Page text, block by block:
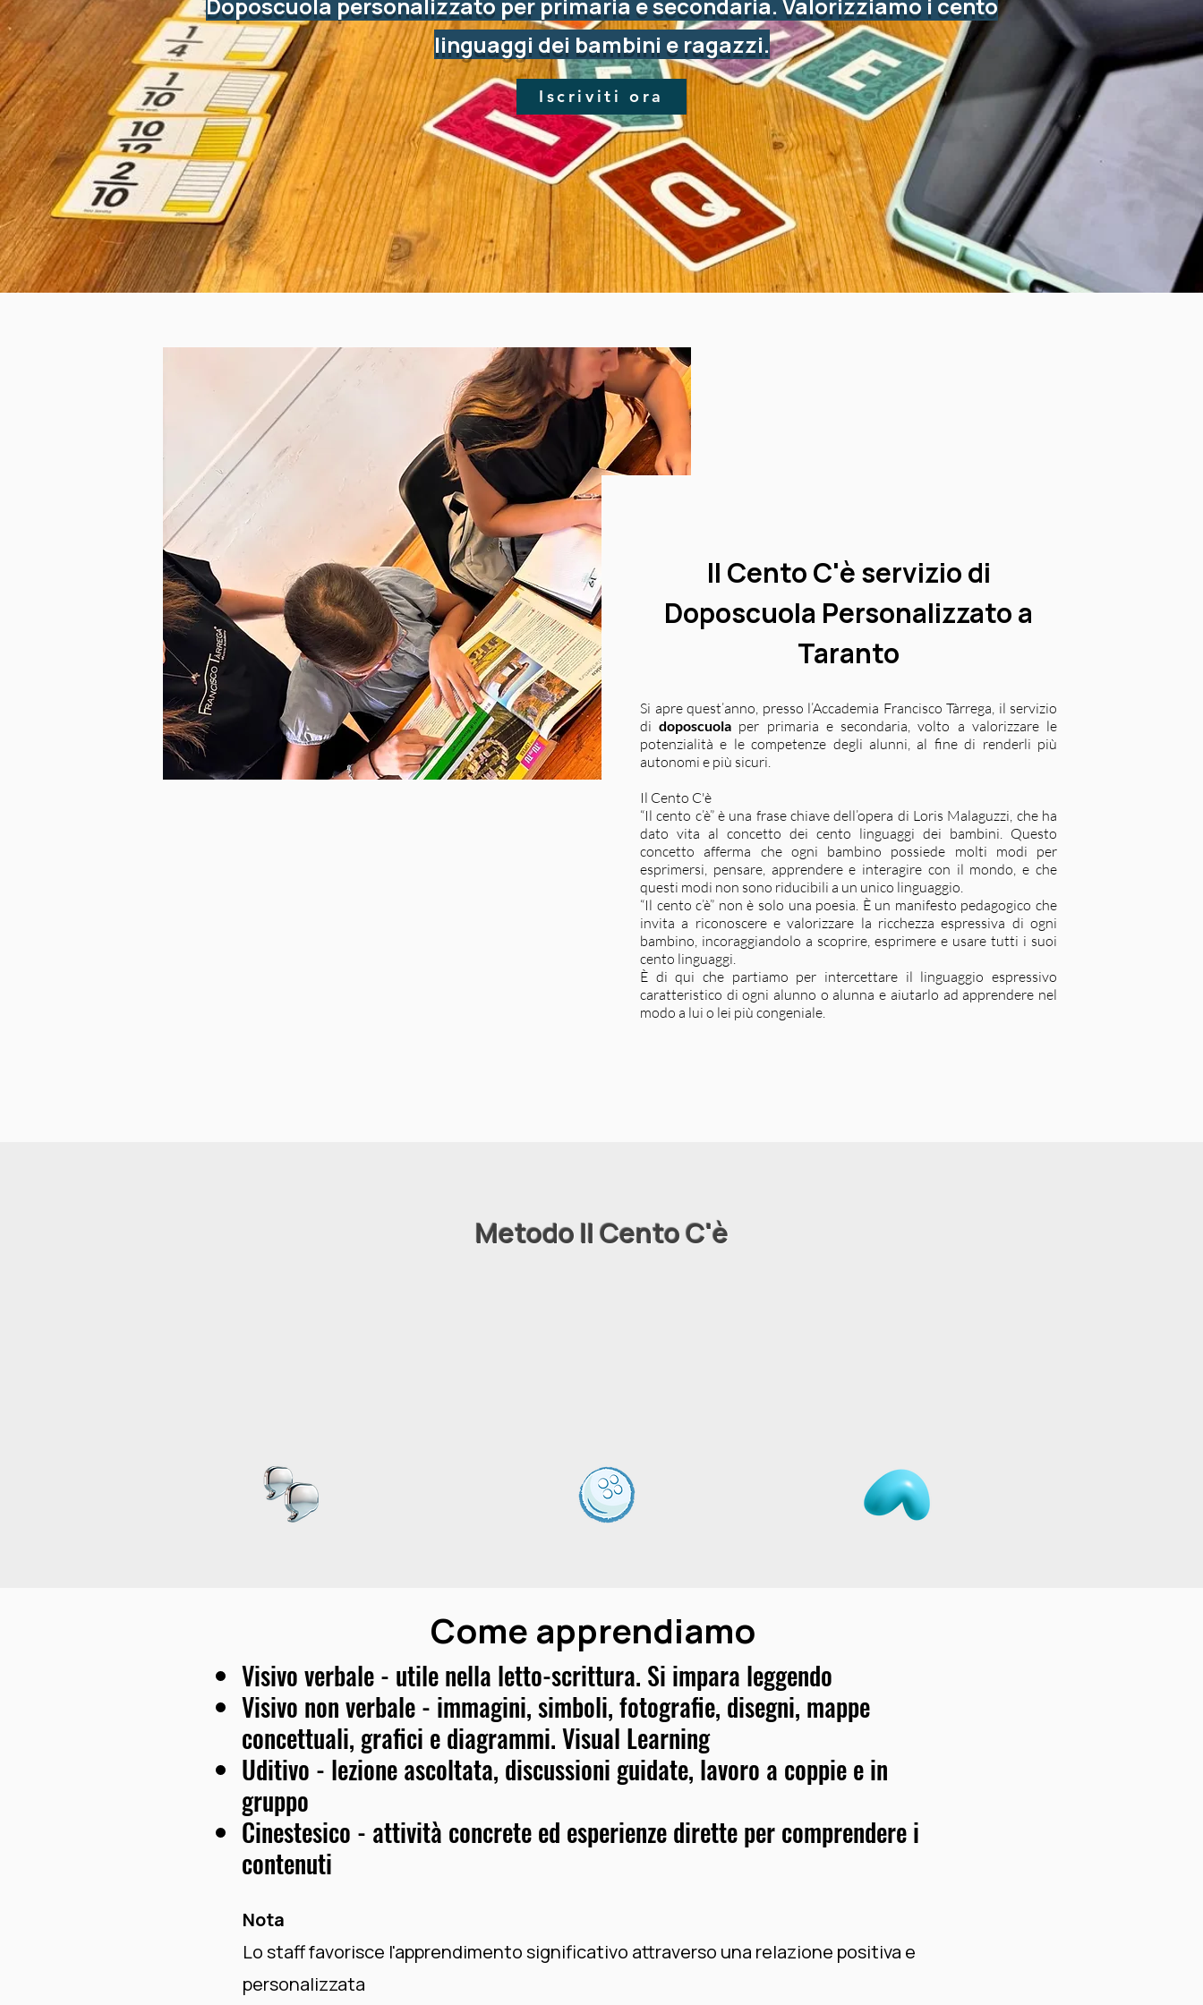
linguaggi dei bambini e ragazzi.
Iscriviti ora
Il Cento C'è servizio di
Doposcuola Personalizzato a
Taranto
Si apre quest’anno, presso l’Accademia Francisco Tàrrega, il servizio
didoposcuola per primaria e secondaria, volto a valorizzare le
potenzialità e le competenze degli alunni, al fine di renderli più
autonomi e più sicuri.
Il Cento C'è
“Il cento c’è” è una frase chiave dell’opera di Loris Malaguzzi, che ha
dato vita al concetto dei cento linguaggi dei bambini. Questo
concetto afferma che ogni bambino possiede molti modi per
esprimersi, pensare, apprendere e interagire con il mondo, e che
questi modi non sono riducibili a un unico linguaggio.
“Il cento c’è” non è solo una poesia. È un manifesto pedagogico che
invita a riconoscere e valorizzare la ricchezza espressiva di ogni
bambino, incoraggiandolo a scoprire, esprimere e usare tutti i suoi
cento linguaggi.
È di qui che partiamo per intercettare il linguaggio espressivo
caratteristico di ogni alunno o alunna e aiutarlo ad apprendere nel
modo a lui o lei più congeniale.
Metodo Il Cento C'è
Come apprendiamo
Visivo verbale - utile nella letto-scrittura. Si impara leggendo
Visivo non verbale - immagini, simboli, fotografie, disegni, mappe
concettuali, grafici e diagrammi. Visual Learning
Uditivo - lezione ascoltata, discussioni guidate, lavoro a coppie e in
gruppo
Cinestesico - attività concrete ed esperienze dirette per comprendere i
contenuti
Nota
Lo staff favorisce l'apprendimento significativo attraverso una relazione positiva e
personalizzata